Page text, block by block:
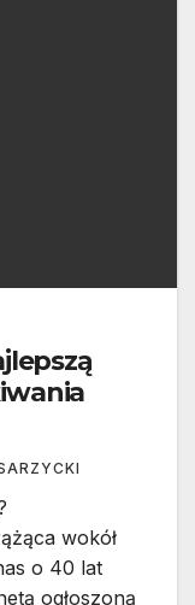
wokół
o 40 lat
ogłoszoną